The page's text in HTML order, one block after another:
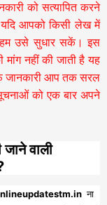
को सत्यापित करने
आपको किसी लेख में
हम उसे सुधार सकें। इस
मांग नहीं की जाती है यह
जानकारी आप तक सरल
सूचनाओं को एक बार अपने
वाली
ना